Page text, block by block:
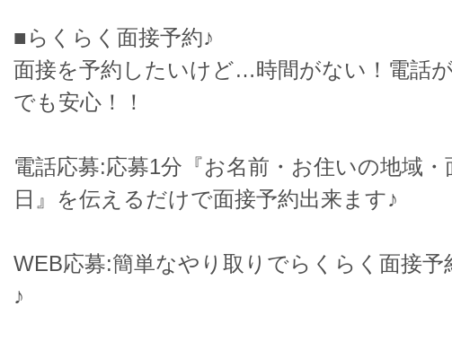
■らくらく面接予約♪
面接を予約したいけど…時間がない！電話
でも安心！！
電話応募:応募1分『お名前・お住いの地域・
日』を伝えるだけで面接予約出来ます♪
WEB応募:簡単なやり取りでらくらく面接予
♪